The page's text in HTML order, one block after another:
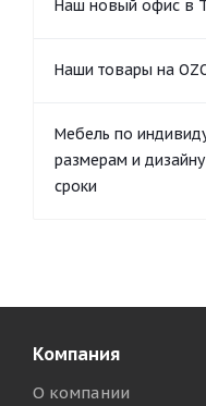
Наш новый офис в
Наши товары на
Мебель по
размерам и
сроки
Компания
О компании